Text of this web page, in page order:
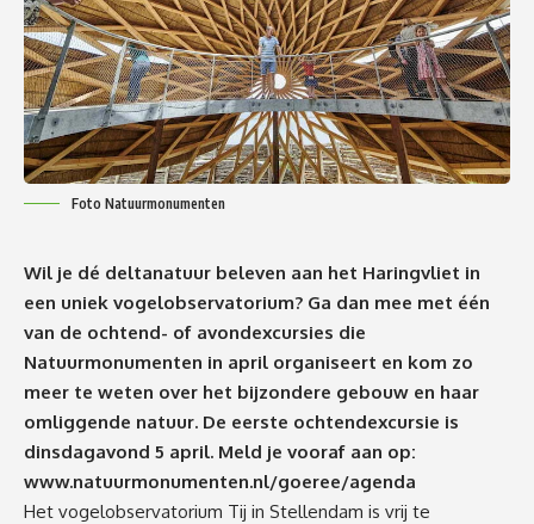
Foto Natuurmonumenten
Wil je dé deltanatuur beleven aan het Haringvliet in
een uniek vogelobservatorium? Ga dan mee met één
van de ochtend- of avondexcursies die
Natuurmonumenten in april organiseert en kom zo
meer te weten over het bijzondere gebouw en haar
omliggende natuur. De eerste ochtendexcursie is
dinsdagavond 5 april. Meld je vooraf aan op:
www.natuurmonumenten.nl/goeree/agenda
Het vogelobservatorium Tij in Stellendam is vrij te